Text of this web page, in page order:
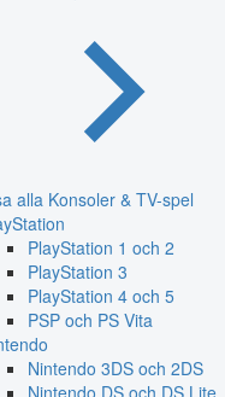
alla Konsoler & TV-spel
PlayStation 1 och 2
PlayStation 3
PlayStation 4 och 5
PSP och PS Vita
Nintendo 3DS och 2DS
Nintendo DS och DS Lite